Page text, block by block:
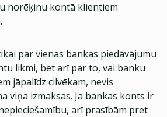
norēķinu kontā klientiem
par vienas bankas piedāvājumu
likmi, bet arī par to, vai banku
jāpalīdz cilvēkam, nevis
viņa izmaksas. Ja bankas konts ir
arī prasībām pret